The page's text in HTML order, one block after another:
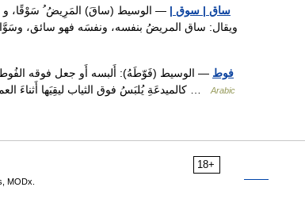
ساق | سوق | — الوسيط (ساقَ) المَرِيضُ ُ سَوْقًا، و
ويقال: ساق المريضُ بنفسه، ونفسَه فهو سائق،
فوط — الوسيط (فَوّطَهُ): أَلبسه أَو جعل فوقه
Arabic
18+
MODx.